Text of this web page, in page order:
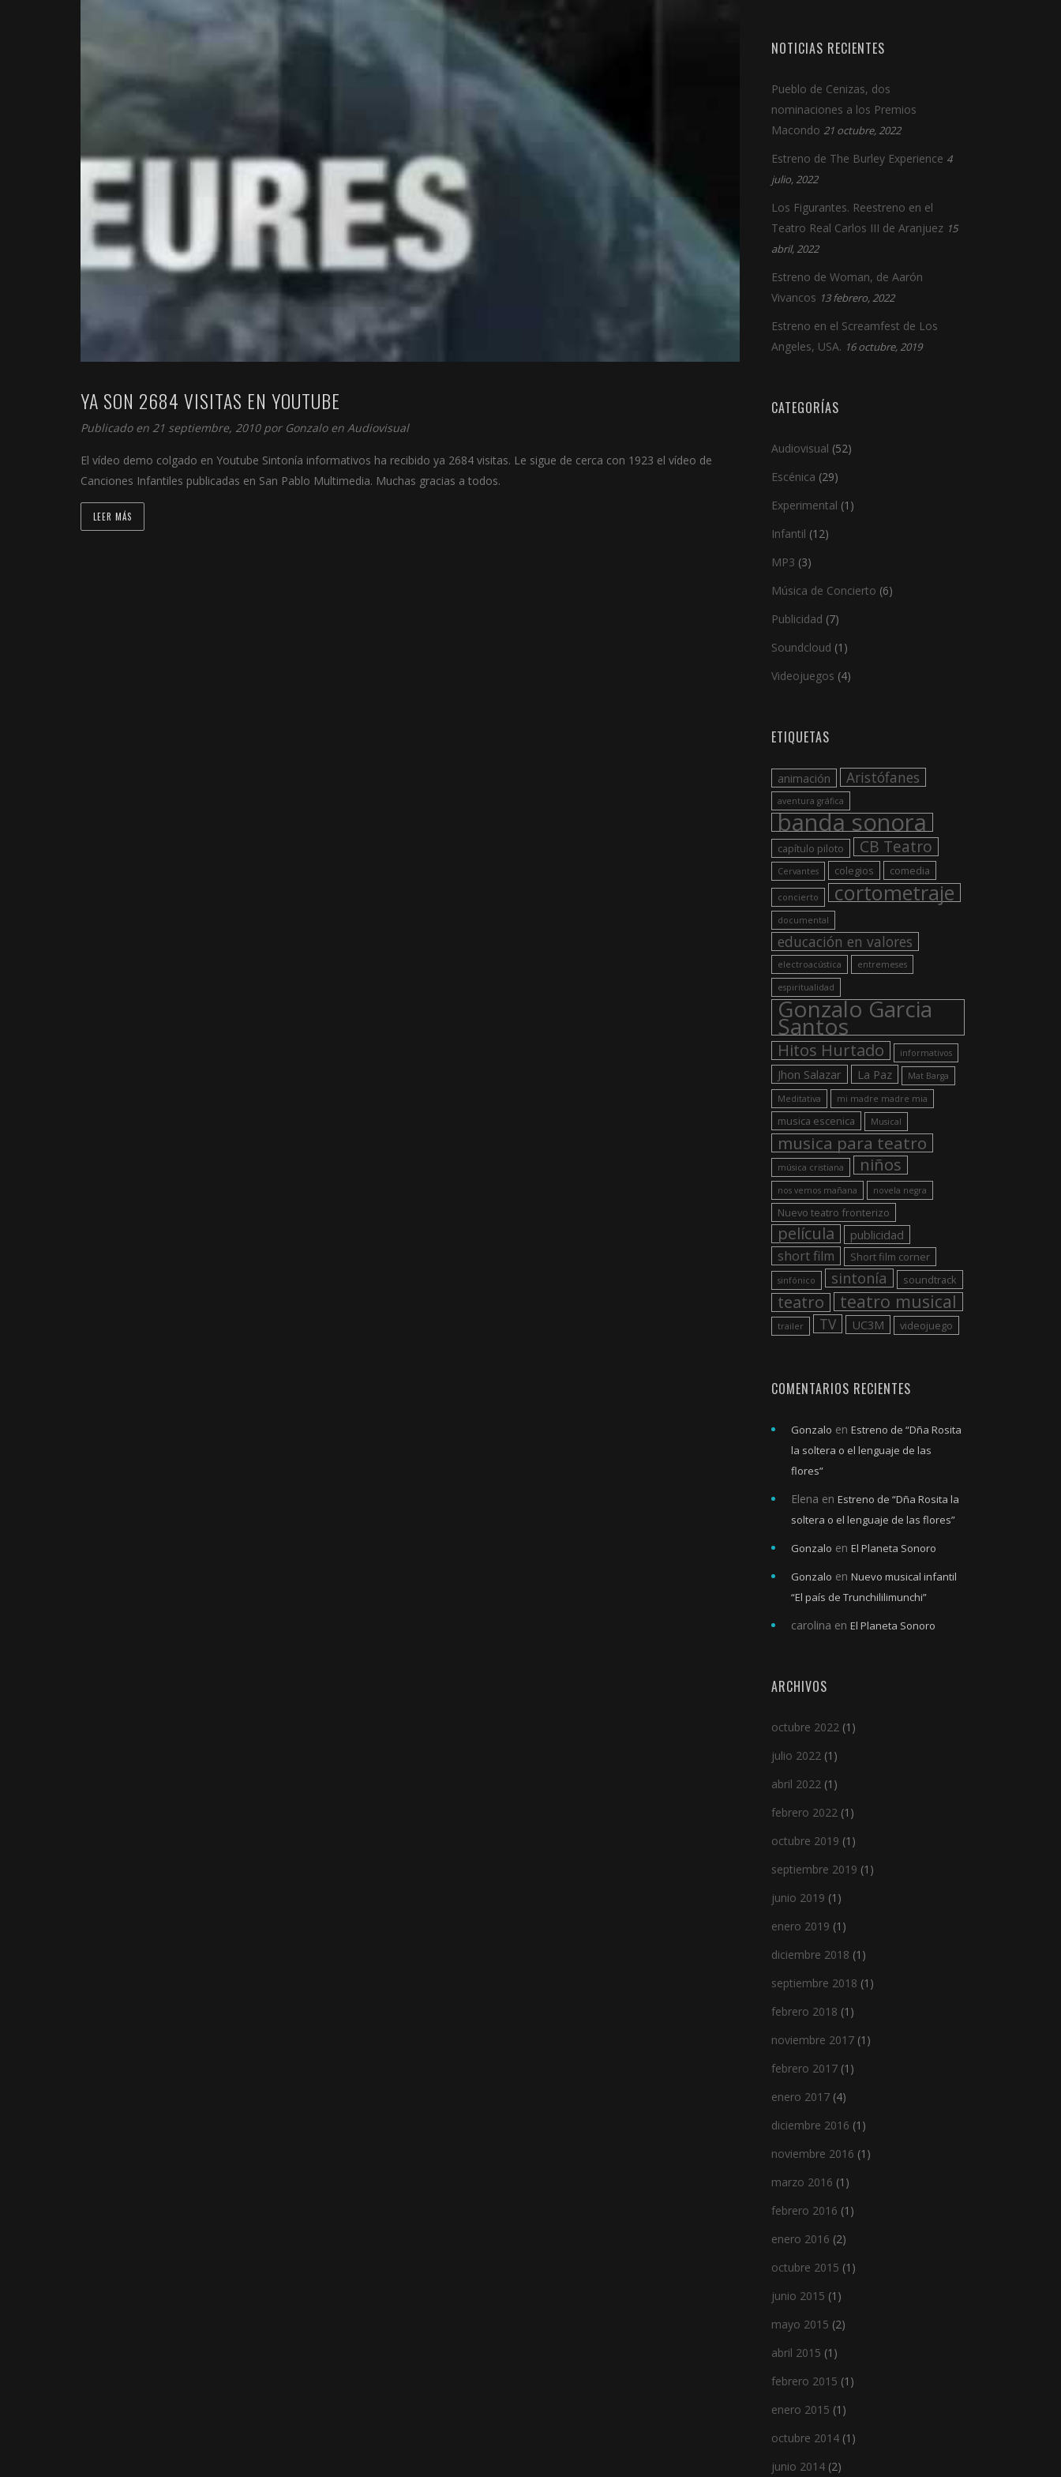
YA SON 2684 VISITAS EN YOUTUBE
Publicado en 21 septiembre, 2010 por Gonzalo en Audiovisual
El vídeo demo colgado en Youtube Sintonía informativos ha recibido ya 2684 visitas. Le sigue de cerca con 1923 el vídeo de
Canciones Infantiles publicadas en San Pablo Multimedia. Muchas gracias a todos.
LEER MÁS
NOTICIAS RECIENTES
Pueblo de Cenizas, dos
nominaciones a los Premios
Macondo 21 octubre, 2022
Estreno de The Burley Experience 4
julio, 2022
Los Figurantes. Reestreno en el
Teatro Real Carlos III de Aranjuez 15
abril, 2022
Estreno de Woman, de Aarón
Vivancos 13 febrero, 2022
Estreno en el Screamfest de Los
Angeles, USA. 16 octubre, 2019
CATEGORÍAS
Audiovisual (52)
Escénica (29)
Experimental (1)
Infantil (12)
MP3 (3)
Música de Concierto (6)
Publicidad (7)
Soundcloud (1)
Videojuegos (4)
ETIQUETAS
animación Aristófanes
aventura gráfica
banda sonora
capítulo piloto CB Teatro
Cervantes colegios comedia
concierto cortometraje
documental
educación en valores
electroacústica entremeses
espiritualidad
Gonzalo Garcia
Santos
Hitos Hurtado informativos
Jhon Salazar La Paz Mat Barga
Meditativa mi madre madre mia
musica escenica Musical
musica para teatro
música cristiana niños
nos vemos mañana novela negra
Nuevo teatro fronterizo
película publicidad
short film Short film corner
sinfónico sintonía soundtrack
teatro teatro musical
trailer TV UC3M videojuego
COMENTARIOS RECIENTES
Gonzalo en Estreno de “Dña Rosita
la soltera o el lenguaje de las
flores”
Elena en Estreno de “Dña Rosita la
soltera o el lenguaje de las flores”
Gonzalo en El Planeta Sonoro
Gonzalo en Nuevo musical infantil
“El país de Trunchililimunchi”
carolina en El Planeta Sonoro
ARCHIVOS
octubre 2022 (1)
julio 2022 (1)
abril 2022 (1)
febrero 2022 (1)
octubre 2019 (1)
septiembre 2019 (1)
junio 2019 (1)
enero 2019 (1)
diciembre 2018 (1)
septiembre 2018 (1)
febrero 2018 (1)
noviembre 2017 (1)
febrero 2017 (1)
enero 2017 (4)
diciembre 2016 (1)
noviembre 2016 (1)
marzo 2016 (1)
febrero 2016 (1)
enero 2016 (2)
octubre 2015 (1)
junio 2015 (1)
mayo 2015 (2)
abril 2015 (1)
febrero 2015 (1)
enero 2015 (1)
octubre 2014 (1)
junio 2014 (2)